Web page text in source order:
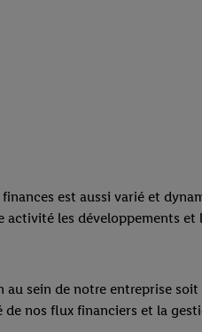
est aussi varié et
les développements
sein de notre entreprise
nos flux financiers et la